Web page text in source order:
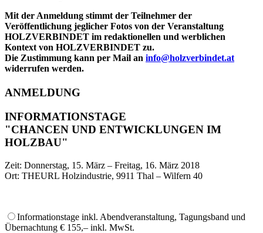
Mit der Anmeldung stimmt der Teilnehmer der
Veröffentlichung jeglicher Fotos von der Veranstaltung
HOLZVERBINDET im redaktionellen und werblichen
Kontext von HOLZVERBINDET zu.
Die Zustimmung kann per Mail an info@holzverbindet.at
widerrufen werden.
ANMELDUNG
INFORMATIONSTAGE
"CHANCEN UND ENTWICKLUNGEN IM
HOLZBAU"
Zeit: Donnerstag, 15. März – Freitag, 16. März 2018
Ort: THEURL Holzindustrie, 9911 Thal – Wilfern 40
Informationstage inkl. Abendveranstaltung, Tagungsband und
Übernachtung € 155,– inkl. MwSt.